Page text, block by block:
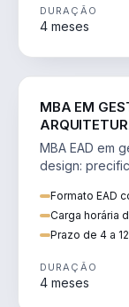
DURAÇÃO
4 meses
MBA EM
MBA EAD em
design:
Formato EAD
Carga horária
Prazo de 4 a
DURAÇÃO
4 meses